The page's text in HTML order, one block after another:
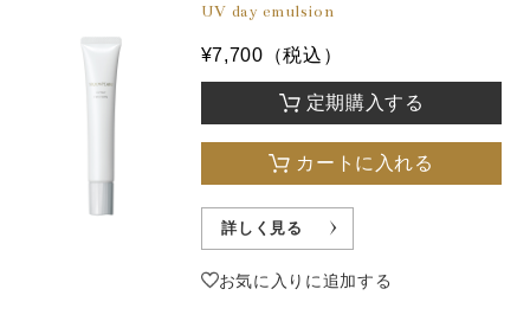
UV day emulsion
¥7,700（税込）
定期購入する
カートに入れる
詳しく見る
お気に入りに追加する